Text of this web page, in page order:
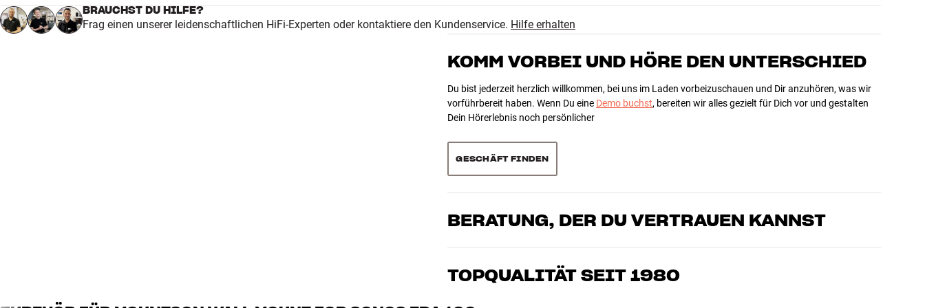
4.5
3 1
BRAUCHST DU HILFE?
Frag einen unserer leidenschaftlichen HiFi-Experten oder kontaktiere den Kundenservice. Hilfe erhalten
KOMM VORBEI UND HÖRE DEN UNTERSCHIED
Du bist jederzeit herzlich willkommen, bei uns im Laden vorbeizuschauen und Dir anzuhören, was wir
vorführbereit haben. Wenn Du eine Demo buchst, bereiten wir alles gezielt für Dich vor und gestalten
Dein Hörerlebnis noch persönlicher
GESCHÄFT FINDEN
BERATUNG, DER DU VERTRAUEN KANNST
Unsere Mitarbeiter sind echte Enthusiasten, die unsere Produkte genau kennen und für großartigen
gemeinsam die Lösung, die zu Deinen Bedürfnissen und Deinem Budget passt
TOPQUALITÄT SEIT 1980